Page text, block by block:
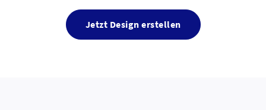
Jetzt Design erstellen